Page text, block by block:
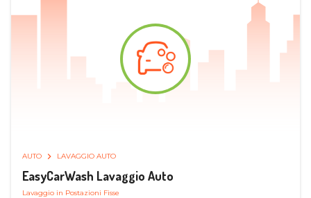
AUTO LAVAGGIO AUTO
EasyCarWash Lavaggio Auto
Lavaggio in Postazioni Fisse